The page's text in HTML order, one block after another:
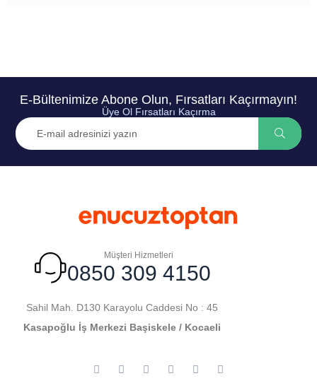
E-Bültenimize Abone Olun, Fırsatları Kaçırmayın!
Üye Ol Fırsatları Kaçırma
Müşteri Hizmetleri
0850 309 4150
Sahil Mah. D130 Karayolu Caddesi No : 45
Kasapoğlu İş Merkezi Başiskele / Kocaeli